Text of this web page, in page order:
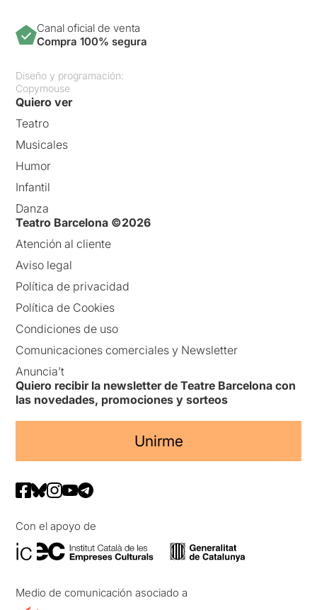
Canal oficial de venta
Compra 100% segura
Diseño y programación:
Copymouse
Quiero ver
Teatro
Musicales
Humor
Infantil
Danza
Teatro Barcelona ©2026
Atención al cliente
Aviso legal
Política de privacidad
Política de Cookies
Condiciones de uso
Comunicaciones comerciales y Newsletter
Anuncia’t
Quiero recibir la newsletter de Teatre Barcelona con
las novedades, promociones y sorteos
Unirme
Con el apoyo de
Medio de comunicación asociado a